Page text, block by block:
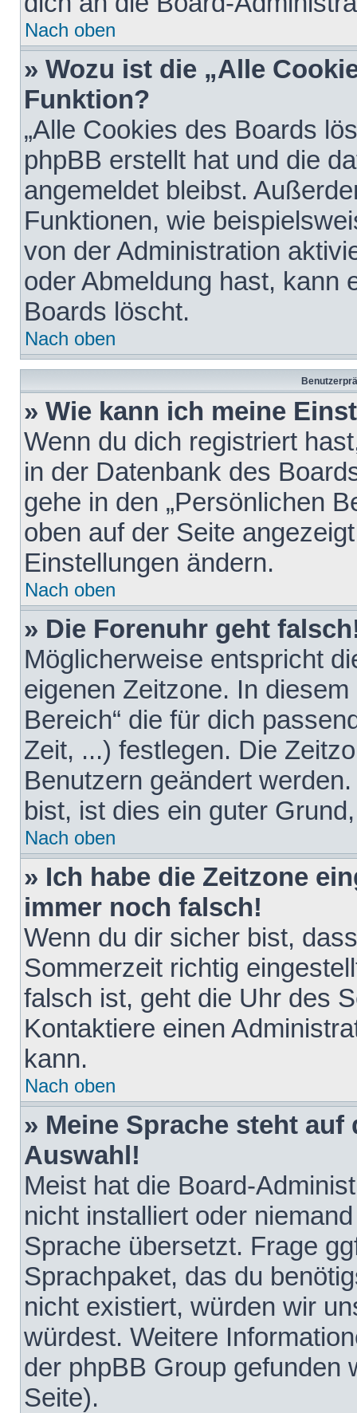
Nach oben
» Wozu ist die „Alle
Funktion?
„Alle Cookies des Boards
phpBB erstellt hat und die
angemeldet bleibst.
Funktionen, wie
von der Administration
oder Abmeldung hast, kann
Boards löscht.
Nach oben
» Wie kann ich meine
Wenn du dich registriert
in der Datenbank des
gehe in den „Persönlichen
oben auf der Seite
Einstellungen ändern.
Nach oben
» Die Forenuhr geht
Möglicherweise entspricht
eigenen Zeitzone. In
Bereich“ die für dich
Zeit, ...) festlegen. Die
Benutzern geändert
bist, ist dies ein guter
Nach oben
» Ich habe die Zeitzone
immer noch falsch!
Wenn du dir sicher bist,
Sommerzeit richtig
falsch ist, geht die Uhr des
Kontaktiere einen
kann.
Nach oben
» Meine Sprache steht
Auswahl!
Meist hat die Board-
nicht installiert oder
Sprache übersetzt. Frage
Sprachpaket, das du
nicht existiert, würden wir
würdest. Weitere
der phpBB Group gefunden
Seite).